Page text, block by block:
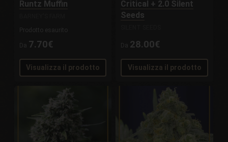
Runtz Muffin
Prodotto esaurito
Da 7.70€
Visualizza il prodotto
Critical + 2.0 Silent
Seeds
Da 28.00€
Visualizza il prodotto